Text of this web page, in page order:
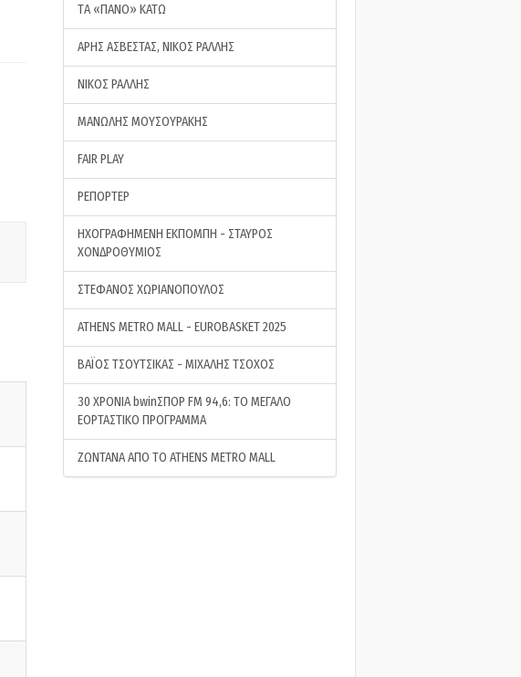
ΤA «ΠΑΝΟ» ΚΑΤΩ
ΑΡΗΣ ΑΣΒΕΣΤΑΣ, ΝΙΚΟΣ ΡΑΛΛΗΣ
ΝΙΚΟΣ ΡΑΛΛΗΣ
ΜΑΝΩΛΗΣ ΜΟΥΣΟΥΡΑΚΗΣ
FAIR PLAY
ΡΕΠΟΡΤΕΡ
ΗΧΟΓΡΑΦΗΜΕΝΗ ΕΚΠΟΜΠΗ - ΣΤΑΥΡΟΣ
ΧΟΝΔΡΟΘΥΜΙΟΣ
ΣΤΕΦΑΝΟΣ ΧΩΡΙΑΝΟΠΟΥΛΟΣ
ATHENS METRO MALL - EUROBASKET 2025
ΒΑΪΟΣ ΤΣΟΥΤΣΙΚΑΣ - ΜΙΧΑΛΗΣ ΤΣΟΧΟΣ
30 ΧΡΟΝΙΑ bwinΣΠΟΡ FM 94,6: ΤΟ ΜΕΓΑΛΟ
ΕΟΡΤΑΣΤΙΚΟ ΠΡΟΓΡΑΜΜΑ
ΖΩΝΤΑΝΑ ΑΠΟ ΤΟ ATHENS METRO MALL